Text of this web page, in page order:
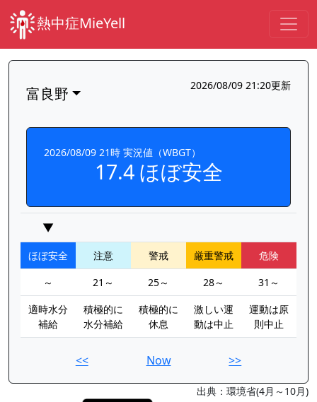
熱中症MieYell
富良野 2026/08/09 21:20更新
2026/08/09 21時 実況値（WBGT）
17.4 ほぼ安全
▼
ほぼ安全 注意 警戒 厳重警戒
危険
～
21～ 25～ 28～
31～
適時水分
補給
積極的に
水分補給
積極的に
休息
激しい運
動は中止
運動は原
則中止
<< Now >>
出典：環境省(4月～10月)